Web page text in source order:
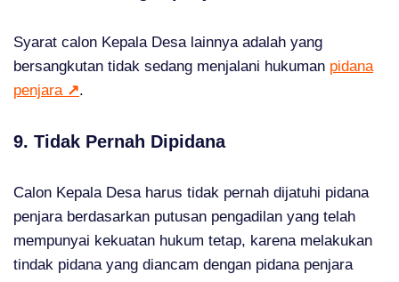
Syarat calon Kepala Desa lainnya adalah yang
bersangkutan tidak sedang menjalani hukuman pidana
penjara ↗.
9. Tidak Pernah Dipidana
Calon Kepala Desa harus tidak pernah dijatuhi pidana
penjara berdasarkan putusan pengadilan yang telah
mempunyai kekuatan hukum tetap, karena melakukan
tindak pidana yang diancam dengan pidana penjara